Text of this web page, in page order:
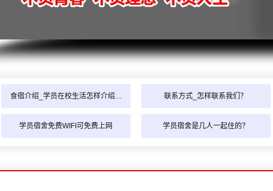
食宿介绍_学员在校生活怎样介绍… 联系方式_怎样联系我们？
学员宿舍免费WIFI可免费上网 学员宿舍是几人一起住的？